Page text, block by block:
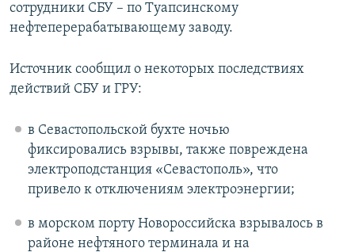
Все сайты RFE/RL
сотрудники СБУ – по Туапсинскому
нефтеперерабатывающему заводу.
Источник сообщил о некоторых последствиях
действий СБУ и ГРУ:
в Севастопольской бухте ночью
фиксировались взрывы, также повреждена
электроподстанция «Севастополь», что
привело к отключениям электроэнергии;
в морском порту Новороссийска взрывалось в
районе нефтяного терминала и на